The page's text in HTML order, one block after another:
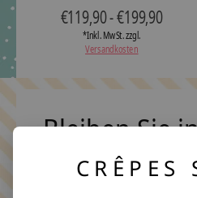
€119,90 - €199,90
*Inkl. MwSt. zzgl.
Versandkosten
Bleiben Sie
CRÊPES